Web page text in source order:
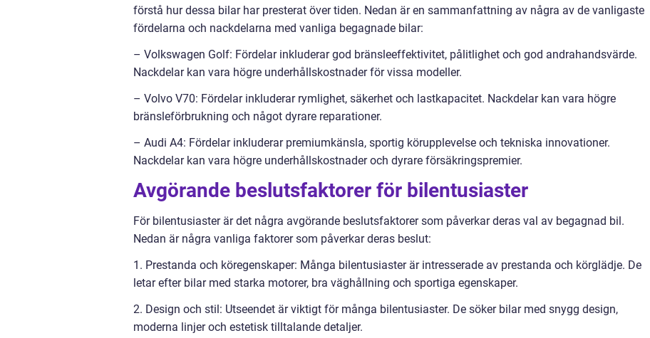
förstå hur dessa bilar har presterat över tiden. Nedan är en sammanfattning av några av de vanligaste
fördelarna och nackdelarna med vanliga begagnade bilar:
– Volkswagen Golf: Fördelar inkluderar god bränsleeffektivitet, pålitlighet och god andrahandsvärde.
Nackdelar kan vara högre underhållskostnader för vissa modeller.
– Volvo V70: Fördelar inkluderar rymlighet, säkerhet och lastkapacitet. Nackdelar kan vara högre
bränsleförbrukning och något dyrare reparationer.
– Audi A4: Fördelar inkluderar premiumkänsla, sportig körupplevelse och tekniska innovationer.
Nackdelar kan vara högre underhållskostnader och dyrare försäkringspremier.
Avgörande beslutsfaktorer för bilentusiaster
För bilentusiaster är det några avgörande beslutsfaktorer som påverkar deras val av begagnad bil.
Nedan är några vanliga faktorer som påverkar deras beslut:
1. Prestanda och köregenskaper: Många bilentusiaster är intresserade av prestanda och körglädje. De
letar efter bilar med starka motorer, bra väghållning och sportiga egenskaper.
2. Design och stil: Utseendet är viktigt för många bilentusiaster. De söker bilar med snygg design,
moderna linjer och estetisk tilltalande detaljer.